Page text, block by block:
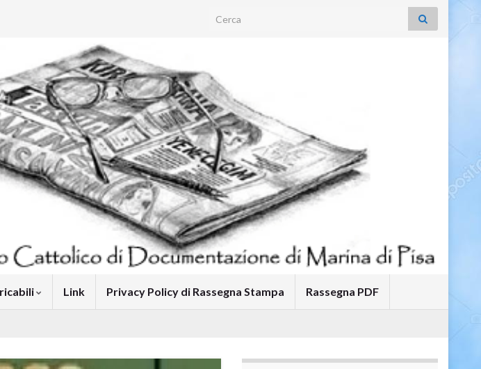
Search for:
Link Privacy Policy di Rassegna Stampa Rassegna PDF